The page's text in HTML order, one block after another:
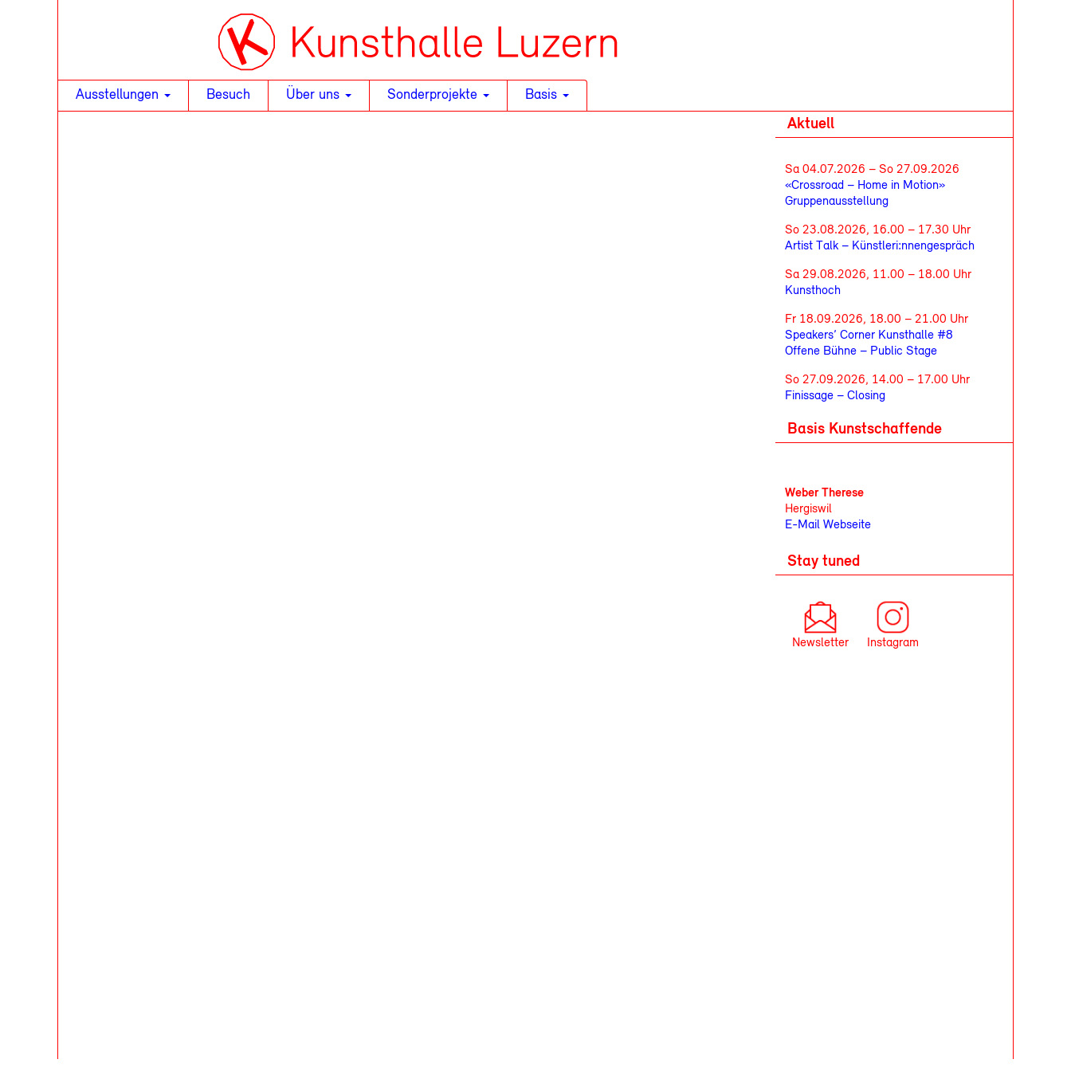
Ausstellungen Besuch Über uns Sonderprojekte Basis
Aktuell
Sa 04.07.2026 – So 27.09.2026
«Crossroad – Home in Motion»
Gruppenausstellung
So 23.08.2026, 16.00 – 17.30 Uhr
Artist Talk – Künstleri:nnengespräch
Sa 29.08.2026, 11.00 – 18.00 Uhr
Kunsthoch
Fr 18.09.2026, 18.00 – 21.00 Uhr
Speakers’ Corner Kunsthalle #8
Offene Bühne – Public Stage
So 27.09.2026, 14.00 – 17.00 Uhr
Finissage – Closing
Basis Kunstschaffende
Weber Therese
Hergiswil
E-MailWebseite
Stay tuned
Newsletter Instagram